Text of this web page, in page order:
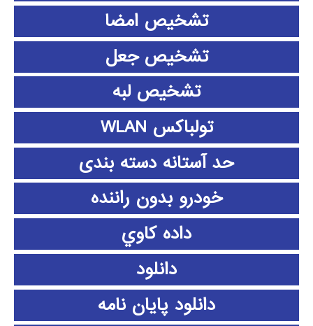
تشخیص امضا
تشخیص جعل
تشخیص لبه
تولباکس WLAN
حد آستانه دسته بندی
خودرو بدون راننده
داده كاوي
دانلود
دانلود پايان نامه